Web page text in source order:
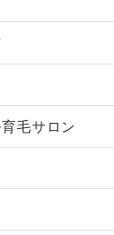
毛サロン